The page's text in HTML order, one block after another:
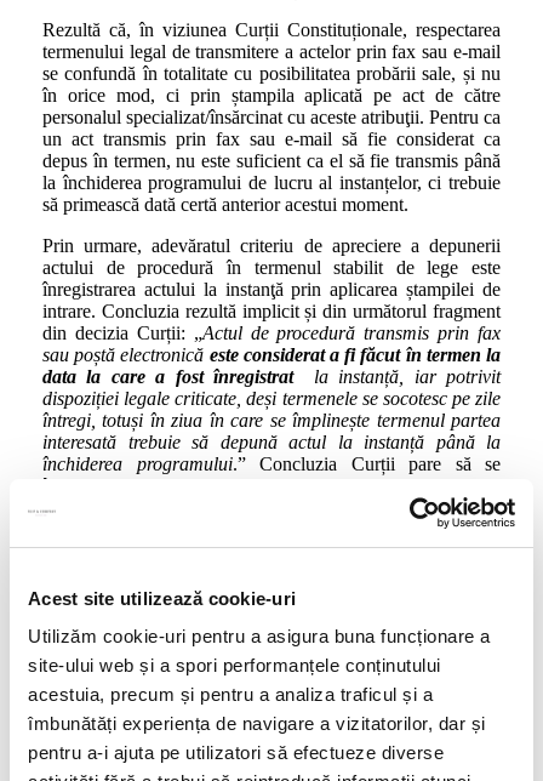
Acest site utilizează cookie-uri
Utilizăm cookie-uri pentru a asigura buna funcționare a
site-ului web și a spori performanțele conținutului
acestuia, precum și pentru a analiza traficul și a
îmbunătăți experiența de navigare a vizitatorilor, dar și
pentru a-i ajuta pe utilizatori să efectueze diverse
Rezultă că, în viziunea Curții Constituționale, respectarea
termenului legal de transmitere a actelor prin fax sau e-mail
se confundă în totalitate cu posibilitatea probării sale, și nu
în orice mod, ci prin ștampila aplicată pe act de către
personalul specializat/însărcinat cu aceste atribuţii. Pentru ca
un act transmis prin fax sau e-mail să fie considerat ca
depus în termen, nu este suficient ca el să fie transmis până
la închiderea programului de lucru al instanțelor, ci trebuie
să primească dată certă anterior acestui moment.
Prin urmare, adevăratul criteriu de apreciere a depunerii
actului de procedură în termenul stabilit de lege este
înregistrarea actului la instanţă prin aplicarea ștampilei de
intrare. Concluzia rezultă implicit și din următorul fragment
din decizia Curții: „Actul de procedură transmis prin fax
sau poștă electronică este considerat a fi făcut în termen la
data la care a fost înregistrat la instanță, iar potrivit
dispoziției legale criticate, deși termenele se socotesc pe zile
întregi, totuși în ziua în care se împlinește termenul partea
interesată trebuie să depună actul la instanță până la
închiderea programului.” Concluzia Curții pare să se
îndepărteze de la textul Codului de procedură civilă, care se
referă la data transmiterii, iar nu a înregistrării actelor de
comunicării prin fax sau poștă electronică poate fi, într-o
posibilitățile mai mari de fraudare prin manipularea
sistemului informatic, la faptul că transmiterea nu este
intermediată de către un terț imparțial ca în cazul apelării la
servicii de curierat sau la poștă, etc. Ne întrebăm totuși dacă
soluția nu se va dovedi rigidă în nenumăratele situații ce pot
apărea în practică.